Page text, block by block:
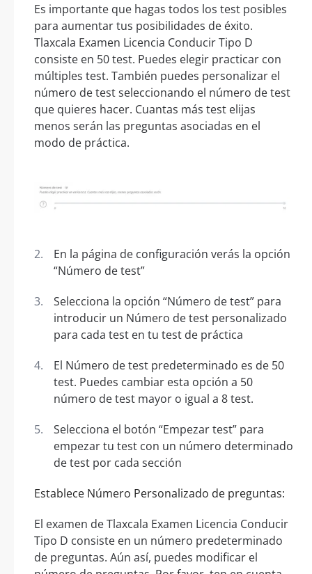
Es importante que hagas todos los test posibles
para aumentar tus posibilidades de éxito.
Tlaxcala Examen Licencia Conducir Tipo D
consiste en 50 test. Puedes elegir practicar con
múltiples test. También puedes personalizar el
número de test seleccionando el número de test
que quieres hacer. Cuantas más test elijas
menos serán las preguntas asociadas en el
modo de práctica.
En la página de configuración verás la opción
“Número de test”
Selecciona la opción “Número de test” para
introducir un Número de test personalizado
para cada test en tu test de práctica
El Número de test predeterminado es de 50
test. Puedes cambiar esta opción a 50
número de test mayor o igual a 8 test.
Selecciona el botón “Empezar test” para
empezar tu test con un número determinado
de test por cada sección
Establece Número Personalizado de preguntas:
El examen de Tlaxcala Examen Licencia Conducir
Tipo D consiste en un número predeterminado
de preguntas. Aún así, puedes modificar el